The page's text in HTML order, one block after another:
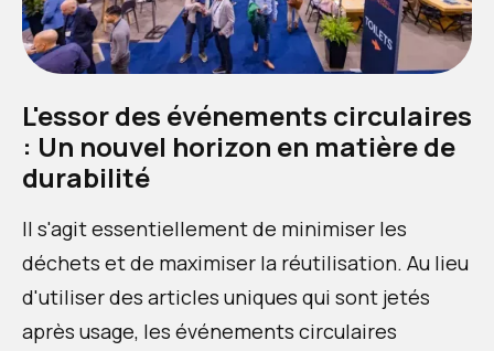
L'essor des événements circulaires
: Un nouvel horizon en matière de
durabilité
Il s'agit essentiellement de minimiser les
déchets et de maximiser la réutilisation. Au lieu
d'utiliser des articles uniques qui sont jetés
après usage, les événements circulaires